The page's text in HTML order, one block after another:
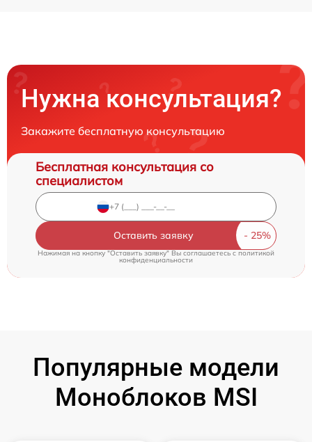
Нужна консультация?
Закажите бесплатную консультацию
Бесплатная консультация со
специалистом
Оставить заявку
Нажимая на кнопку "Оставить заявку" Вы соглашаетесь cполитикой
конфиденциальности
Популярные модели
Моноблоков MSI